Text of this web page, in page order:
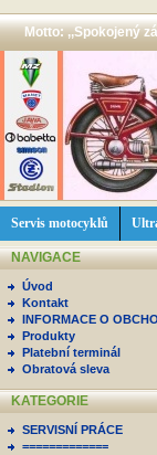
Motto: ,,Spokojený
Servis motocyklů
NAVIGACE
Úvod
Kontakt
INFORMACE O
Produkty
Platební terminál
Obratová sleva
KATEGORIE
SERVISNÍ PRÁCE
=============